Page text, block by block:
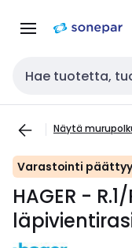
navigointiinsisältöön
Haku
Näytä
Varastointi päättyy
HAGER -